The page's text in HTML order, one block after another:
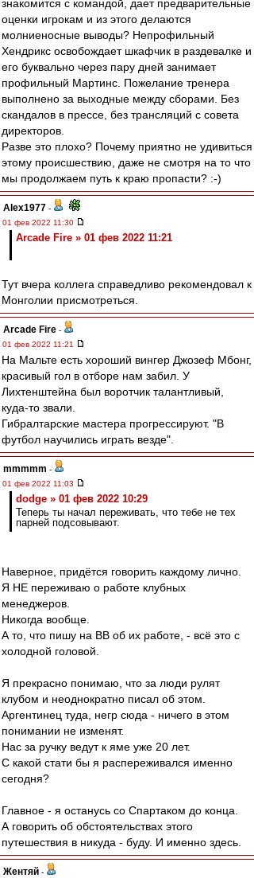
знакомится с командой, дает предварительные
оценки игрокам и из этого делаются
молниеносные выводы? Непрофильный
Хендрикс освобождает шкафчик в раздевалке и
его буквально через пару дней занимает
профильный Мартинс. Пожелание тренера
выполнено за выходные между сборами. Без
скандалов в прессе, без трансляций с совета
директоров.
Разве это плохо? Почему приятно не удивиться
этому происшествию, даже не смотря на то что
мы продолжаем путь к краю пропасти? :-)
Alex1977 -
01 фев 2022 11:30
Arcade Fire » 01 фев 2022 11:21
Тут вчера коллега справедливо рекомендовал к
Монголии присмотреться.
Arcade Fire -
01 фев 2022 11:21
На Мальте есть хороший вингер Джозеф Мбонг,
красивый гол в отборе нам забил. У
Лихтенштейна был воротчик талантливый,
куда-то звали.
Гибралтарские мастера прогрессируют. "В
футбол научились играть везде".
mmmmm -
01 фев 2022 11:03
dodge » 01 фев 2022 10:29
Теперь ты начал переживать, что тебе не тех
парней подсовывают.
Наверное, придётся говорить каждому лично.
Я НЕ переживаю о работе клубных
менеджеров.
Никогда вообще.
А то, что пишу на ВВ об их работе, - всё это с
холодной головой.
Я прекрасно понимаю, что за люди рулят
клубом и неоднократно писал об этом.
Аргентинец туда, негр сюда - ничего в этом
понимании не изменят.
Нас за ручку ведут к яме уже 20 лет.
С какой стати бы я распереживался именно
сегодня?
Главное - я останусь со Спартаком до конца.
А говорить об обстоятельствах этого
путешествия в никуда - буду. И именно здесь.
Жентяй -